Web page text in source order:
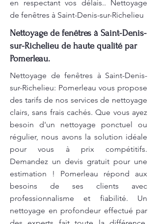
en respectant vos délais.. Nettoyage
de fenêtres à Saint-Denis-sur-Richelieu
Nettoyage de fenêtres à Saint-Denis-
sur-Richelieu de haute qualité par
Pomerleau.
Nettoyage de fenêtres à Saint-Denis-
sur-Richelieu: Pomerleau vous propose
des tarifs de nos services de nettoyage
clairs, sans frais cachés. Que vous ayez
besoin d'un nettoyage ponctuel ou
régulier, nous avons la solution idéale
pour vous à prix compétitifs.
Demandez un devis gratuit pour une
estimation ! Pomerleau répond aux
besoins de ses clients avec
professionnalisme et fiabilité. Un
nettoyage en profondeur effectué par